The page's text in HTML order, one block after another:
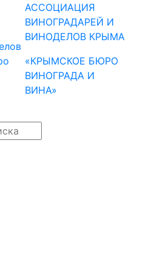
АССОЦИАЦИЯ
ВИНОГРАДАРЕЙ И
ВИНОДЕЛОВ КРЫМА
«КРЫМСКОЕ БЮРО
ВИНОГРАДА И
ВИНА»